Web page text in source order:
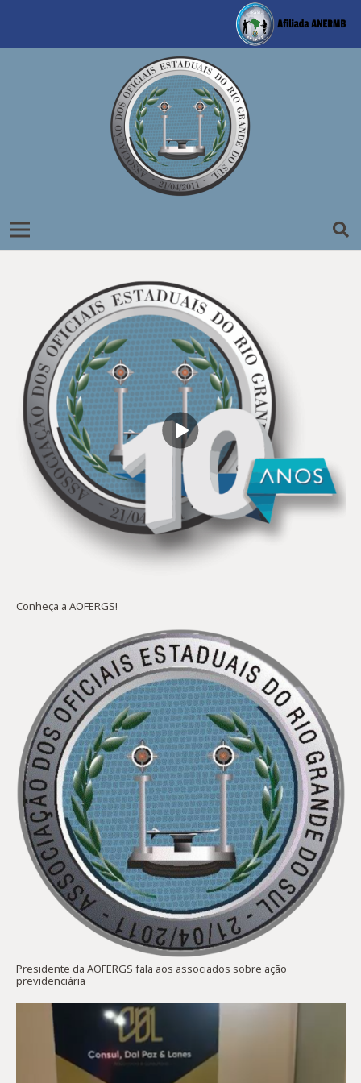
Conheça a AOFERGS!
Presidente da AOFERGS fala aos associados sobre ação
previdenciária